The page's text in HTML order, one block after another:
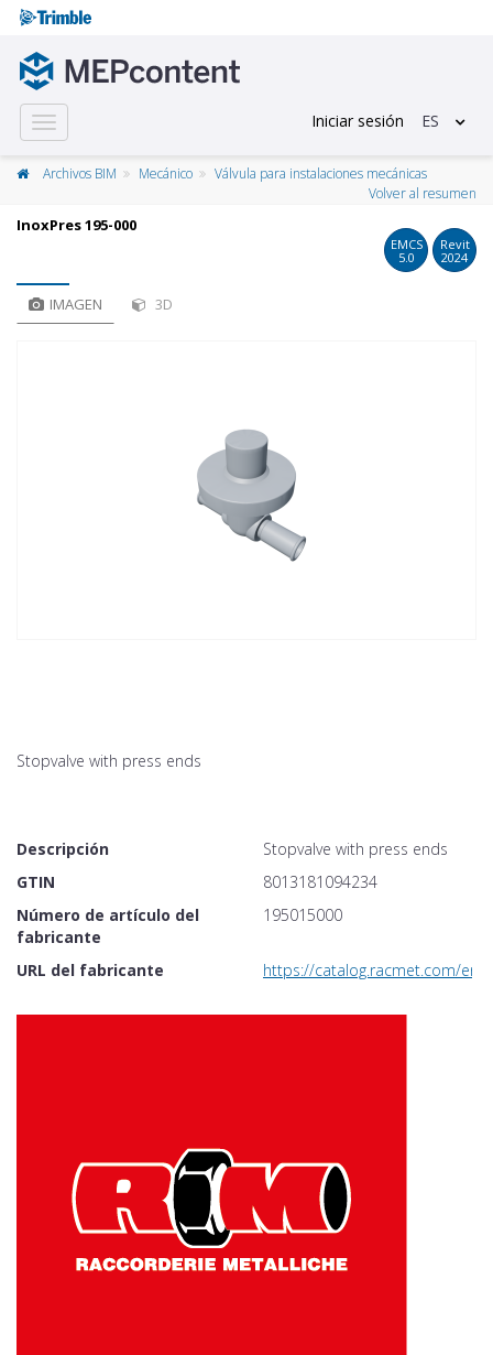
Toggle
navigation
Iniciar sesión ES
Archivos BIM Mecánico
Válvula para instalaciones mecánicas
Volver al resumen
InoxPres 195-000
EMCS
5.0
Revit
2024
IMAGEN 3D
Stopvalve with press ends
Descripción
Stopvalve with press ends
GTIN
8013181094234
Número de artículo del
fabricante
195015000
URL del fabricante https://catalog.racmet.com/en/